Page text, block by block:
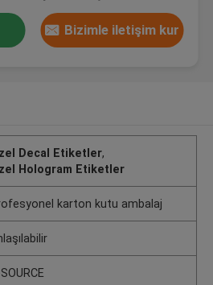
Bizimle iletişim kur
Decal Etiketler,
Hologram Etiketler
karton kutu ambalaj